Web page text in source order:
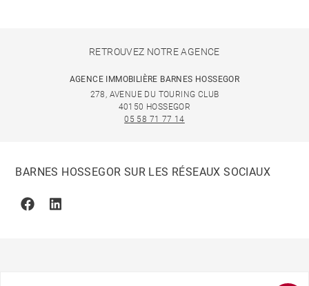
RETROUVEZ NOTRE AGENCE
AGENCE IMMOBILIÈRE BARNES HOSSEGOR
278, AVENUE DU TOURING CLUB
40150 HOSSEGOR
05 58 71 77 14
BARNES HOSSEGOR SUR LES RÉSEAUX SOCIAUX
FacebookLinkedin